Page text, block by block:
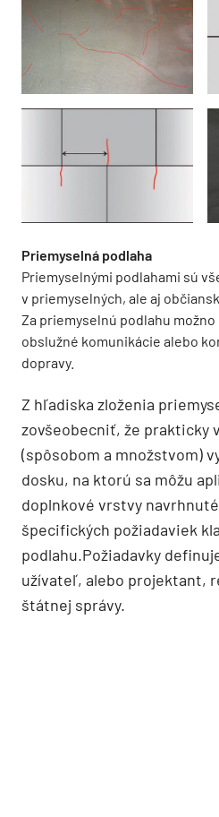
Priemyselná podlaha
Priemyselnými podlahami sú
v priemyselných, ale aj
Za priemyselnú podlahu
obslužné komunikácie alebo
dopravy.
Z hľadiska zloženia
zovšeobecniť, že prakticky
(spôsobom a množstvom)
dosku, na ktorú sa môžu
doplnkové vrstvy
špecifických požiadaviek
podlahu.Požiadavky
užívateľ, alebo projektant,
štátnej správy.